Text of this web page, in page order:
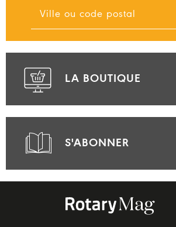
LA BOUTIQUE
S'ABONNER